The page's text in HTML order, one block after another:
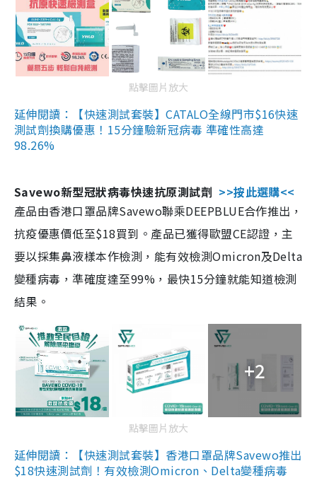
點擊圖片放大
延伸閱讀：【快速測試套裝】CATALO全線門市$16快速
測試劑換購優惠！15分鐘驗新冠病毒 準確性高達
98.26%
Savewo新型冠狀病毒快速抗原測試劑 >>按此選購<<
產品由香港口罩品牌Savewo聯乘DEEPBLUE合作推出，
抗疫優惠價低至$18買到。產品已獲得歐盟CE認證，主
要以採集鼻液樣本作檢測，能有效檢測Omicron及Delta
變種病毒，準確度達至99%，最快15分鐘就能知道檢測
結果。
+2
點擊圖片放大
延伸閱讀：【快速測試套裝】香港口罩品牌Savewo推出
$18快速測試劑！有效檢測Omicron、Delta變種病毒